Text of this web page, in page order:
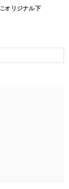
オリジナル下